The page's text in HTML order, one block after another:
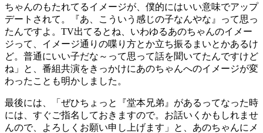
ちゃんのもたれてるイメージが、僕的にはいい意味でアップ
デートされて。『あ、こういう感じの子なんやな』って思っ
たんですよ。TV出てるとね、いわゆるあのちゃんのイメー
ジって、イメージ通りの喋り方とか立ち振るまいとかあるけ
ど。普通にいい子だな～って思って話を聞いてたんですけど
ね」と、番組共演をきっかけにあのちゃんへのイメージが変
わったことも明かしました。
最後には、「ぜひちょっと『堂本兄弟』があるってなった時
には、すぐご指名しておきますので。お話いくかもしれませ
んので、よろしくお願い申し上げます」と、あのちゃんにメ